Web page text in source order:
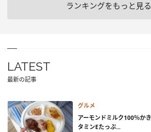
ランキングをもっと見る
LATEST
最新の記事
グルメ
アーモンドミルク100％か
タミンEたっぷ...